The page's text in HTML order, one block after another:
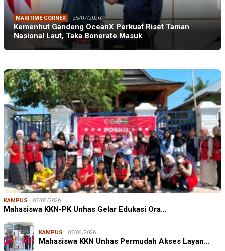
MARITIME CORNER 25/07/2026
Kemenhut Gandeng OceanX Perkuat Riset Taman
Nasional Laut, Taka Bonerate Masuk
KAMPUS 07/08/2026
Mahasiswa KKN-PK Unhas Gelar Edukasi Ora…
KAMPUS 07/08/2026
Mahasiswa KKN Unhas Permudah Akses Layan…